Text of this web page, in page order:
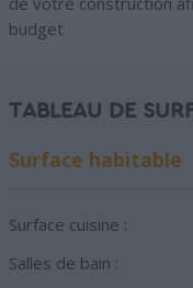
budget
TABLEAU DE
Surface habitable
Surface cuisine :
Salles de bain :